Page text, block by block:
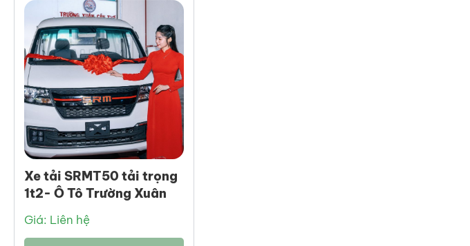
Xe tải SRMT50 tải trọng
1t2- Ô Tô Trường Xuân
Giá: Liên hệ